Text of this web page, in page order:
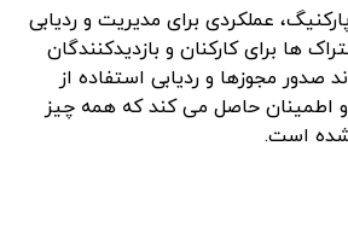
عملکردی برای مدیریت و ردیابی
ها برای کارکنان و بازدیدکنندگان
صدور مجوزها و ردیابی استفاده از
و اطمینان حاصل می کند که همه چیز
شده است.